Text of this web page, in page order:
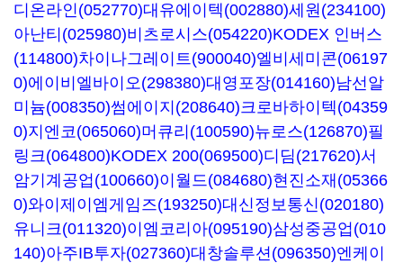
디온라인(052770)대유에이텍(002880)세원(234100)
아난티(025980)비츠로시스(054220)KODEX 인버스
(114800)차이나그레이트(900040)엘비세미콘(06197
0)에이비엘바이오(298380)대영포장(014160)남선알
미늄(008350)썸에이지(208640)크로바하이텍(04359
0)지엔코(065060)머큐리(100590)뉴로스(126870)필
링크(064800)KODEX 200(069500)디딤(217620)서
암기계공업(100660)이월드(084680)현진소재(05366
0)와이제이엠게임즈(193250)대신정보통신(020180)
유니크(011320)이엠코리아(095190)삼성중공업(010
140)아주IB투자(027360)대창솔루션(096350)엔케이